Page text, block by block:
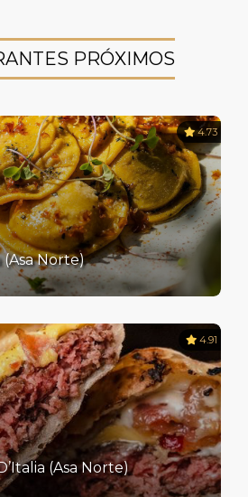
PRÓXIMOS
4.73
Norte)
4.91
(Asa Norte)